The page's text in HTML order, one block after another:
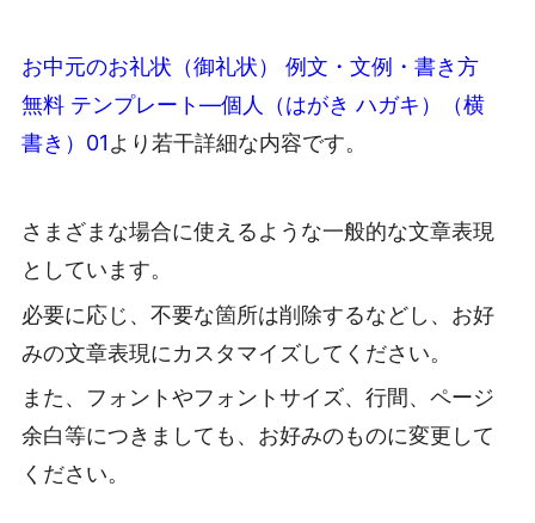
お中元のお礼状（御礼状） 例文・文例・書き方
無料 テンプレート―個人（はがき ハガキ）（横
書き）01より若干詳細な内容です。
さまざまな場合に使えるような一般的な文章表現
としています。
必要に応じ、不要な箇所は削除するなどし、お好
みの文章表現にカスタマイズしてください。
また、フォントやフォントサイズ、行間、ページ
余白等につきましても、お好みのものに変更して
ください。